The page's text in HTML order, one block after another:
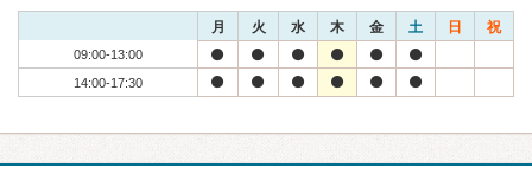
月 火 水 木 金 土 日 祝
09:00-13:00
14:00-17:30